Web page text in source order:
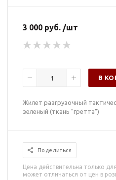
3 000 руб. /шт
В
Жилет разгрузочный
зеленый (ткань "гретта")
Поделиться
Цена действительна только
может отличаться от цен в